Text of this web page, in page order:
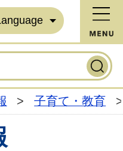
> 子育て・教育 >